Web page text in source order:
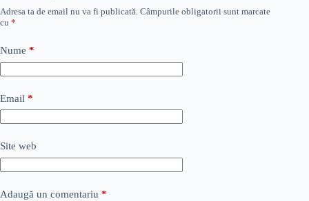
Adresa ta de email nu va fi publicată. Câmpurile obligatorii sunt marcate
cu *
Nume *
Email *
Site web
Adaugă un comentariu *